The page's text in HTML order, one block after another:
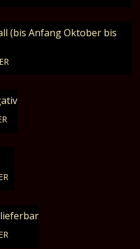
(bis Anfang Oktober bis